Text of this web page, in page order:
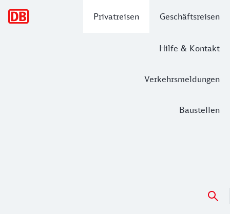
Privatreisen Geschäftsreisen
Hilfe & Kontakt
Verkehrsmeldungen
Baustellen